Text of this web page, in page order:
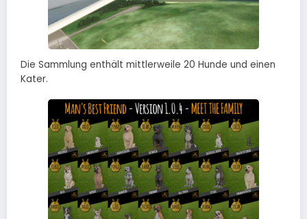
Die Sammlung enthält mittlerweile 20 Hunde und einen
Kater.